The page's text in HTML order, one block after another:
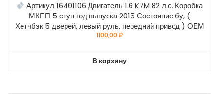
Артикул 16401106 Двигатель 1.6 K7M 82 л.с. Коробка
МКПП 5 ступ год выпуска 2015 Состояние бу, (
Хетчбэк 5 дверей, левый руль, передний привод ) ОЕМ
1100,00₽
В корзину